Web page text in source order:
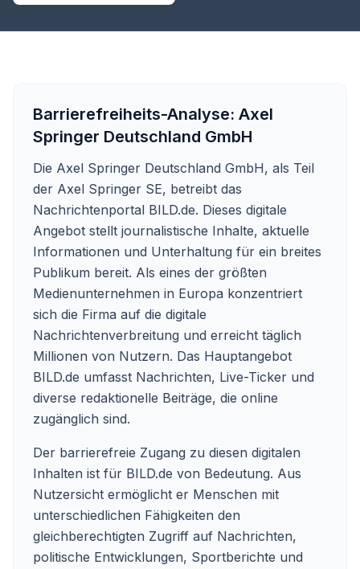
Barrierefreiheits-Analyse: Axel
Springer Deutschland GmbH
Die Axel Springer Deutschland GmbH, als Teil
der Axel Springer SE, betreibt das
Nachrichtenportal BILD.de. Dieses digitale
Angebot stellt journalistische Inhalte, aktuelle
Informationen und Unterhaltung für ein breites
Publikum bereit. Als eines der größten
Medienunternehmen in Europa konzentriert
sich die Firma auf die digitale
Nachrichtenverbreitung und erreicht täglich
Millionen von Nutzern. Das Hauptangebot
BILD.de umfasst Nachrichten, Live-Ticker und
diverse redaktionelle Beiträge, die online
zugänglich sind.
Der barrierefreie Zugang zu diesen digitalen
Inhalten ist für BILD.de von Bedeutung. Aus
Nutzersicht ermöglicht er Menschen mit
unterschiedlichen Fähigkeiten den
gleichberechtigten Zugriff auf Nachrichten,
politische Entwicklungen, Sportberichte und